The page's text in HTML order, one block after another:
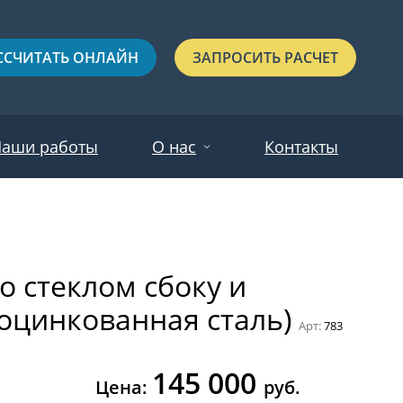
ОНЛАЙН ЗАПРОСИТЬ РАСЧЕТ
С выдавленным рисунком
работы О нас Контакты
стеклом сбоку и
сталь) Арт:783
Цена: 145 000 руб.